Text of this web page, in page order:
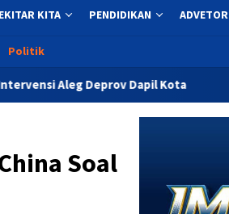
KITA PENDIDIKAN
Politik
Dapil Kota Bupati Sofyan
Soal